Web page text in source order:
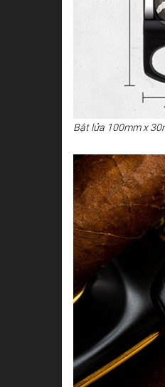
Bật lửa 100mm x